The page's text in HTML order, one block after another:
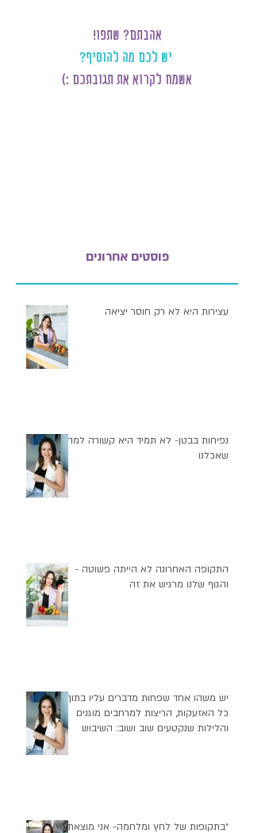
אהבתם? שתפו!
יש לכם מה להוסיף?
אשמח לקרוא את תגובתכם :)
פוסטים אחרונים
עצירות היא לא רק חוסר יציאה
נפיחות בבטן- לא תמיד היא קשורה למה
שאכלנו
התקופה האחרונה לא הייתה פשוטה -
והגוף שלנו מרגיש את זה
יש משהו אחד שפחות מדברים עליו בתוך
כל האזעקות, הריצות למרחבים מוגנים
והלילות שנקטעים שוב ושוב: השיבוש
״בתקופות של לחץ ומלחמה- אני מוצאת